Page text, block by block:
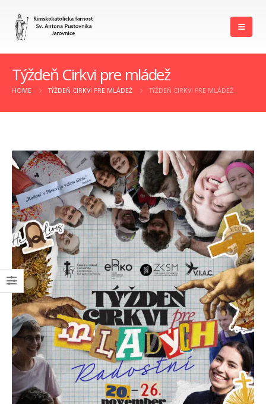
Týždeň Cirkvi pre mládež
HOME TÝŽDEŇ CIRKVI PRE MLÁDEŽ TÝŽDEŇ CIRKVI PRE MLÁDEŽ